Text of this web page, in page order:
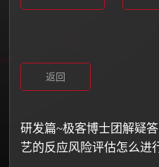
返回
研发篇~极客博士团解疑
艺的反应风险评估怎么进